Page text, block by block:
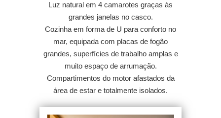
Luz natural em 4 camarotes graças às
grandes janelas no casco.
Cozinha em forma de U para conforto no
mar, equipada com placas de fogão
grandes, superfícies de trabalho amplas e
muito espaço de arrumação.
Compartimentos do motor afastados da
área de estar e totalmente isolados.